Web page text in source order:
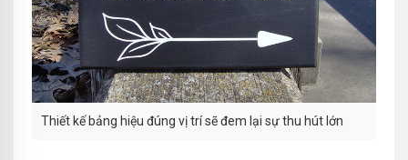
Thiết kế bảng hiệu đúng vị trí sẽ đem lại sự thu hút lớn